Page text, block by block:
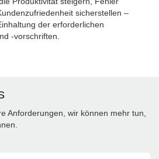
sicherstellen –
der erforderlichen
-vorschriften.
Anforderungen, wir können mehr tun,